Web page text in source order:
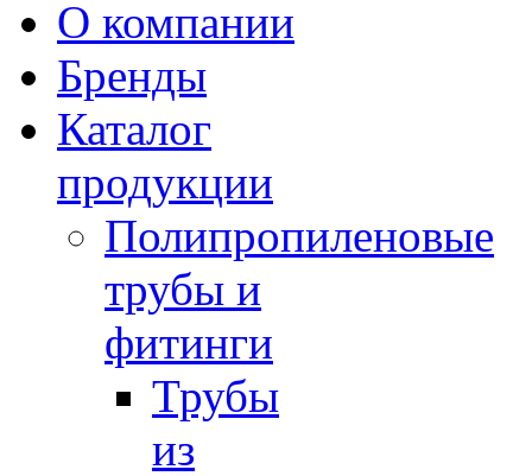
О компании
Бренды
Каталог
продукции
Полипропиленовые
трубы и
фитинги
Трубы
из